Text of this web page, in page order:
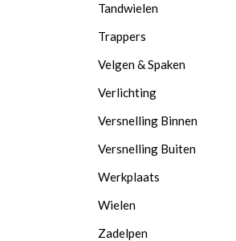
Tandwielen
Trappers
Velgen & Spaken
Verlichting
Versnelling Binnen
Versnelling Buiten
Werkplaats
Wielen
Zadelpen